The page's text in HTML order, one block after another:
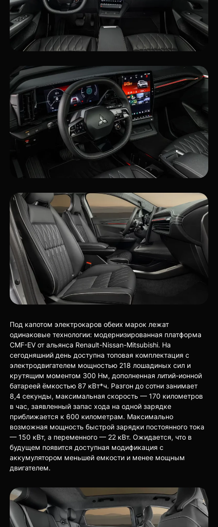
Под капотом электрокаров обеих марок лежат
одинаковые технологии: модернизированная платформа
CMF-EV от альянса Renault-Nissan-Mitsubishi. На
сегодняшний день доступна топовая комплектация с
электродвигателем мощностью 218 лошадиных сил и
крутящим моментом 300 Нм, дополненная литий-ионной
батареей ёмкостью 87 кВт*ч. Разгон до сотни занимает
8,4 секунды, максимальная скорость — 170 километров
в час, заявленный запас хода на одной зарядке
приближается к 600 километрам. Максимально
возможная мощность быстрой зарядки постоянного тока
— 150 кВт, а переменного — 22 кВт. Ожидается, что в
будущем появится доступная модификация с
аккумулятором меньшей емкости и менее мощным
двигателем.